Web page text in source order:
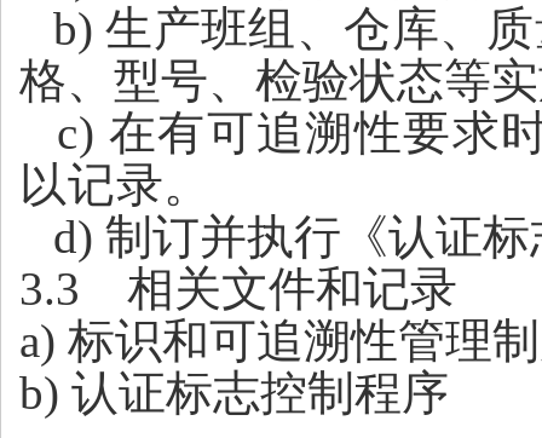
b) 生产班组、仓库、
格、型号、检验状态等
c) 在有可追溯性要求
以记录。
d) 制订并执行《认证
3.3 相关文件和记录
a) 标识和可追溯性管理
b) 认证标志控制程序